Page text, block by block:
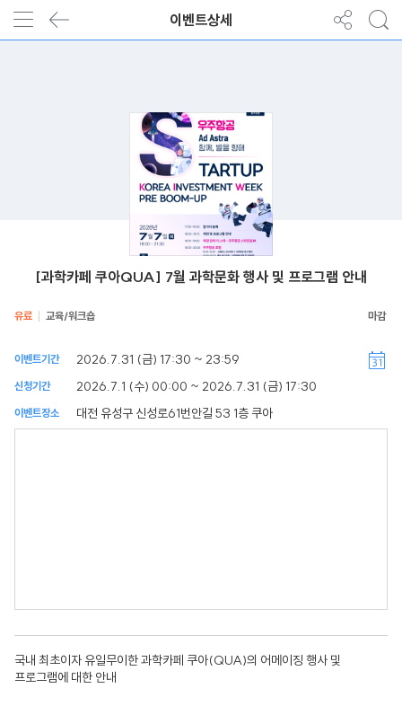
이벤트상세
[과학카페 쿠아QUA] 7월 과학문화 행사 및 프로그램 안내
유료 교육/워크숍
이벤트기간 2026.7.31 (금) 17:30 ~ 23:59
신청기간 2026.7.1 (수) 00:00 ~ 2026.7.31 (금) 17:30
이벤트장소 대전 유성구 신성로61번안길 53 1층 쿠아
국내 최초이자 유일무이한 과학카페 쿠아(QUA)의 어메이징 행사 및
프로그램에 대한 안내